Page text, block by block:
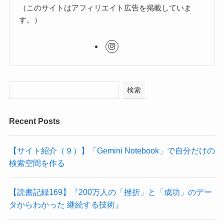
（このサイトはアフィリエイト広告を掲載していま
す。）
検索
Recent Posts
【サイト紹介（９）】「Gemini Notebook」で自分だけの
検索空間を作る
【読書記録169】『200万人の「挫折」と「成功」のデー
タからわかった 継続する技術』